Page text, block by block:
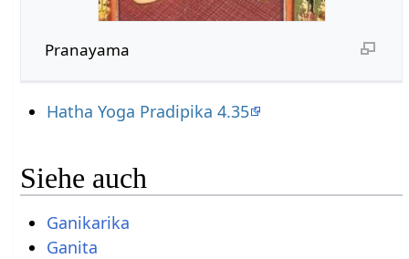
Pranayama
Hatha Yoga Pradipika 4.35
Siehe auch
Ganikarika
Ganita